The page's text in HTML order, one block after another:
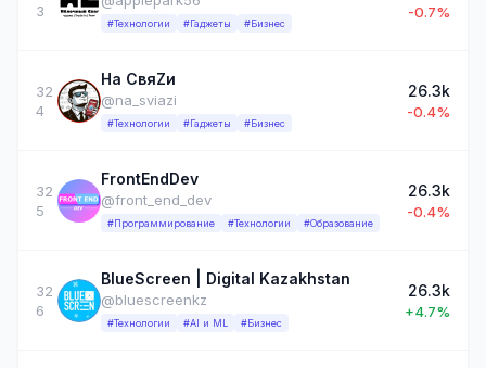
3
#Технологии #Гаджеты #Бизнес
-0.7%
32
4
На СвяZи
@na_sviazi
#Технологии #Гаджеты #Бизнес
26.3k
-0.4%
32
5
FrontEndDev
@front_end_dev
#Программирование #Технологии #Образование
26.3k
-0.4%
32
6
BlueScreen | Digital Kazakhstan
@bluescreenkz
#Технологии #AI и ML #Бизнес
26.3k
+4.7%